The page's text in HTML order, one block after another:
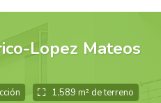
Lopez Mateos
1,589 m² de terreno